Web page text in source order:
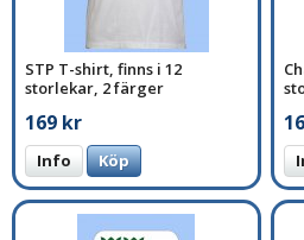
STP T-shirt, finns i 12
storlekar, 2 färger
169 kr
Info Köp